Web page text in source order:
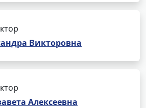
Викторовна
Алексеевна